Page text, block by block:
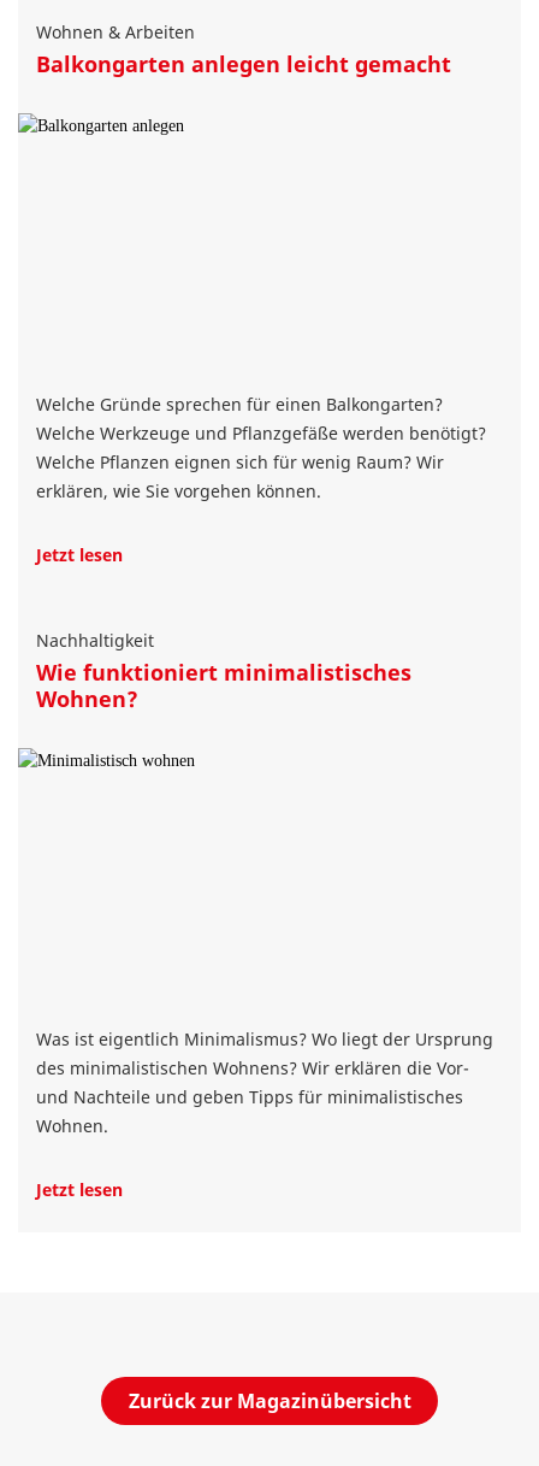
Wohnen & Arbeiten
Balkongarten anlegen leicht gemacht
Welche Gründe sprechen für einen Balkongarten?
Welche Werkzeuge und Pflanzgefäße werden benötigt?
Welche Pflanzen eignen sich für wenig Raum? Wir
erklären, wie Sie vorgehen können.
Jetzt lesen
Nachhaltigkeit
Wie funktioniert minimalistisches
Wohnen?
Was ist eigentlich Minimalismus? Wo liegt der Ursprung
des minimalistischen Wohnens? Wir erklären die Vor-
und Nachteile und geben Tipps für minimalistisches
Wohnen.
Jetzt lesen
Zurück zur Magazinübersicht